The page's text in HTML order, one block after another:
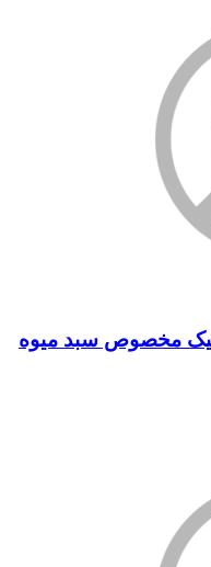
مخصوص سبد میوه